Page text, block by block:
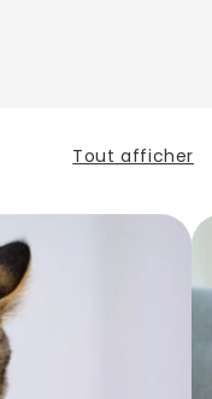
Tout afficher